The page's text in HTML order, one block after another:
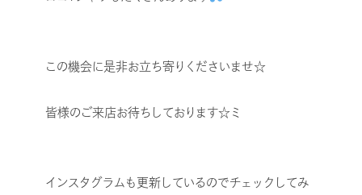
この機会に是非お立ち寄りくださいませ☆
皆様のご来店お待ちしております☆ミ
インスタグラムも更新しているのでチェックしてみ